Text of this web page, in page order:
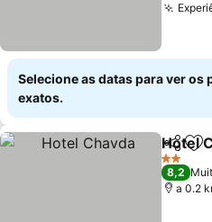
Selecione as datas para ver os
exatos.
Partilhar
Hotel
2 Estrelas
8,2
a 0.2